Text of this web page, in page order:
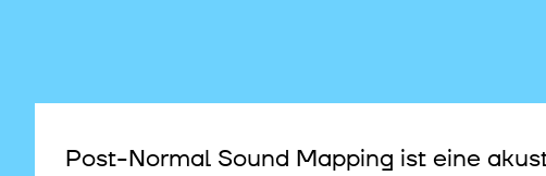
Post-Normal Sound Mapping ist eine